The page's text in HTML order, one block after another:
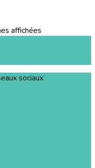
affichées
sociaux